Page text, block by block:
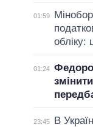
01:59
обліку:
01:24
23:45
В